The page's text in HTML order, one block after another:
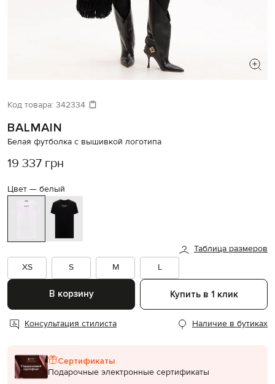
Давайте подберем что-то еще
Похожие товары
Код товара: 342334
BALMAIN
Белая футболка с вышивкой логотипа
19 337 грн
Цвет — белый
Таблица размеров
XS
S M L
В корзину Купить в 1 клик
Консультация стилиста Наличие в бутиках
Сертификаты
Подарочные электронные сертификаты